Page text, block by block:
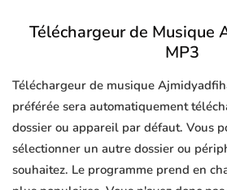
Téléchargeur de Musique
MP3
Téléchargeur de musique
préférée sera automatiquement
dossier ou appareil par défaut. Vous
sélectionner un autre dossier ou
souhaitez. Le programme prend en